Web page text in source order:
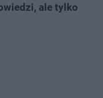
ale tylko